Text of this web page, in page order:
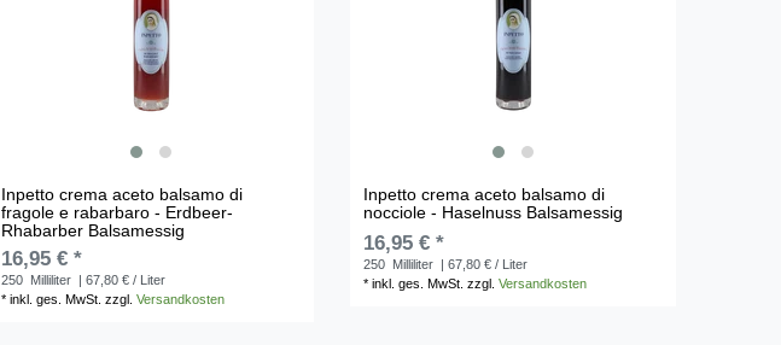
Inpetto crema aceto balsamo di
fragole e rabarbaro - Erdbeer-
Rhabarber Balsamessig
16,95 € *
250 Milliliter | 67,80 € / Liter
*inkl. ges. MwSt. zzgl.Versandkosten
Inpetto crema aceto balsamo di
nocciole - Haselnuss Balsamessig
16,95 € *
250 Milliliter | 67,80 € / Liter
*inkl. ges. MwSt. zzgl.Versandkosten